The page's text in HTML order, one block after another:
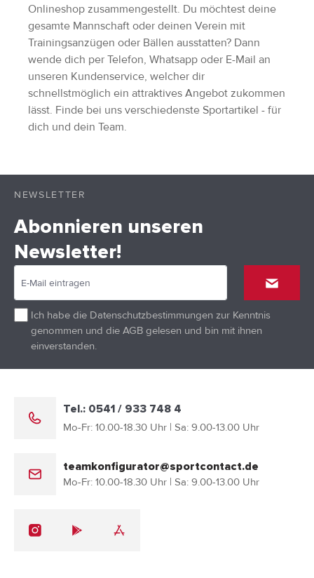
Onlineshop zusammengestellt. Du möchtest deine
gesamte Mannschaft oder deinen Verein mit
Trainingsanzügen oder Bällen ausstatten? Dann
wende dich per Telefon, Whatsapp oder E-Mail an
unseren Kundenservice, welcher dir
schnellstmöglich ein attraktives Angebot zukommen
lässt. Finde bei uns verschiedenste Sportartikel - für
dich und dein Team.
NEWSLETTER
Abonnieren unseren
Newsletter!
Ich habe die Datenschutzbestimmungen zur Kenntnis
genommen und die AGB gelesen und bin mit ihnen
einverstanden.
Tel.: 0541 / 933 748 4
Mo-Fr: 10.00-18.30 Uhr | Sa: 9.00-13.00 Uhr
teamkonfigurator@sportcontact.de
Mo-Fr: 10.00-18.30 Uhr | Sa: 9.00-13.00 Uhr